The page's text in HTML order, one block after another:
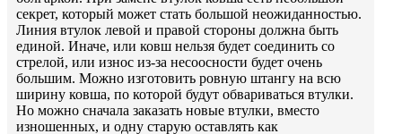
секрет, который может стать большой неожиданностью.
Линия втулок левой и правой стороны должна быть
единой. Иначе, или ковш нельзя будет соединить со
стрелой, или износ из-за несоосности будет очень
большим. Можно изготовить ровную штангу на всю
ширину ковша, по которой будут обвариваться втулки.
Но можно сначала заказать новые втулки, вместо
изношенных, и одну старую оставлять как